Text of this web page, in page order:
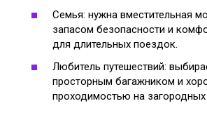
Семья: нужна вместительная
запасом безопасности и
для длительных поездок.
Любитель путешествий:
просторным багажником и
проходимостью на загородных